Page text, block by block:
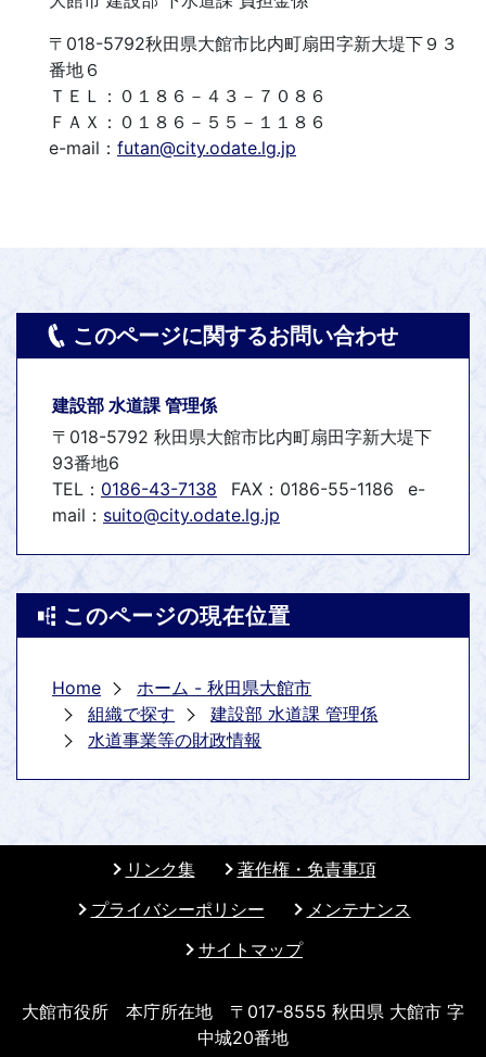
〒018-5792秋田県大館市比内町扇田字新大堤下９３
番地６
ＴＥＬ：０１８６－４３－７０８６
ＦＡＸ：０１８６－５５－１１８６
e-mail： futan@city.odate.lg.jp
このページに関するお問い合わせ
建設部 水道課 管理係
〒018-5792 秋田県大館市比内町扇田字新大堤下
93番地6
TEL： 0186-43-7138 FAX：0186-55-1186
e-
mail： suito@city.odate.lg.jp
このページの現在位置
Home
ホーム - 秋田県大館市
組織で探す
建設部 水道課 管理係
水道事業等の財政情報
リンク集
著作権・免責事項
プライバシーポリシー
メンテナンス
サイトマップ
大館市役所 本庁所在地 〒017-8555 秋田県 大館市 字
中城20番地